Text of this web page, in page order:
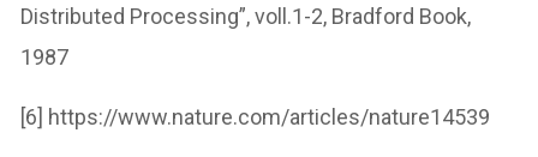
Distributed Processing”, voll.1-2, Bradford Book,
1987
[6] https://www.nature.com/articles/nature14539